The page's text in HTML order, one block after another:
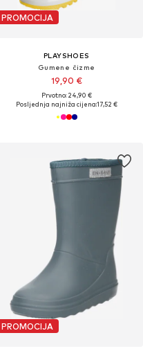
PROMOCIJA
PLAYSHOES
Gumene čizme
19,90 €
Prvotno: 24,90 €
Posljednja najniža cijena:17,52 €
PROMOCIJA